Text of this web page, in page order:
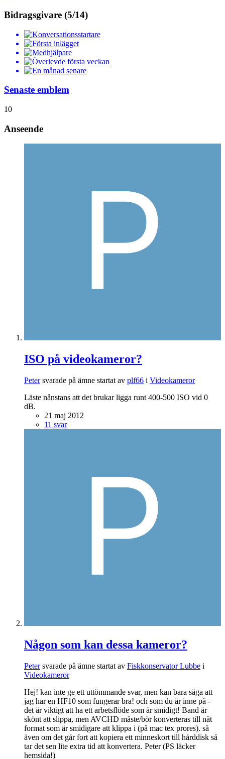
Bidragsgivare (5/14)
Senaste emblem
10
Anseende
ISO på videokameror?
Petersvarade på ämne startat av plf66 i Videokameror
Läste nånstans att det brukar ligga runt 400-500 ISO vid 0
dB.
21 maj 2012
11 svar
Någon som kan dessa kameror?
Petersvarade på ämne startat av Fiskkonservator Lubbe i
Videokameror
Hej! kan inte ge ett uttömmande svar, men kan bara säga att
jag har en HF10 som fungerar bra! och som du är inne på -
det är viktigt att ha ett arbetsflöde som är smidigt! Band är
skönt att slippa, men AVCHD måste/bör konverteras till nåt
format som är smidigare att klippa i (på mac tex prores). så
även om det går fort att kopiera ett minneskort till hårddisk så
tar det sen lite extra tid att konvertera. Peter (PS läcker
hemsida!)